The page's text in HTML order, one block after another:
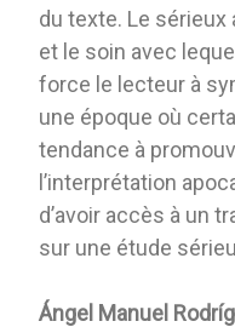
du texte. Le
et le soin avec
force le lecteur à
une époque où
tendance à
l’interprétation
d’avoir accès à un
sur une étude
Ángel Manuel